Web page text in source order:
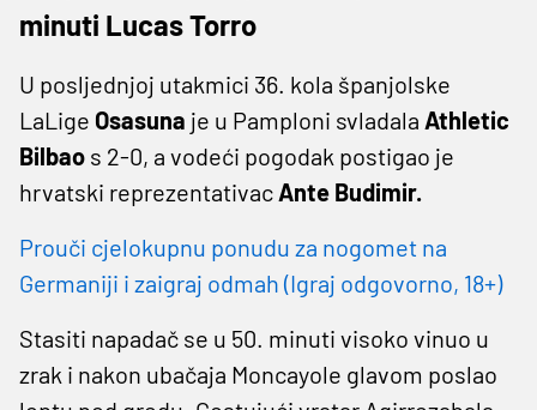
minuti Lucas Torro
U posljednjoj utakmici 36. kola španjolske
LaLige Osasuna je u Pamploni svladala Athletic
Bilbao s 2-0, a vodeći pogodak postigao je
hrvatski reprezentativac Ante Budimir.
Prouči cjelokupnu ponudu za nogomet na
Germaniji i zaigraj odmah (Igraj odgovorno, 18+)
Stasiti napadač se u 50. minuti visoko vinuo u
zrak i nakon ubačaja Moncayole glavom poslao